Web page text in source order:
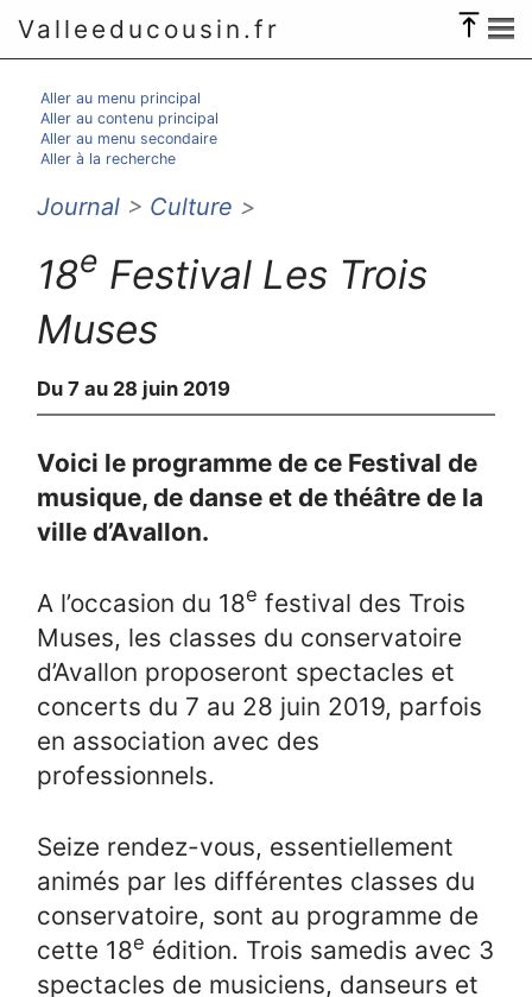
Valleeducousin.fr
Aller au menu principal
Aller au contenu principal
Aller au menu secondaire
Aller à la recherche
Journal > Culture >
18e Festival Les Trois
Muses
Du 7 au 28 juin 2019
Voici le programme de ce Festival de
musique, de danse et de théâtre de la
ville d’Avallon.
A l’occasion du 18e festival des Trois
Muses, les classes du conservatoire
d’Avallon proposeront spectacles et
concerts du 7 au 28 juin 2019, parfois
en association avec des
professionnels.
Seize rendez­-vous, essentiel­lement
animés par les différen­tes classes du
conservatoire, sont au programme de
cette 18e édition. Trois samedis avec 3
spectacles de musiciens, danseurs et